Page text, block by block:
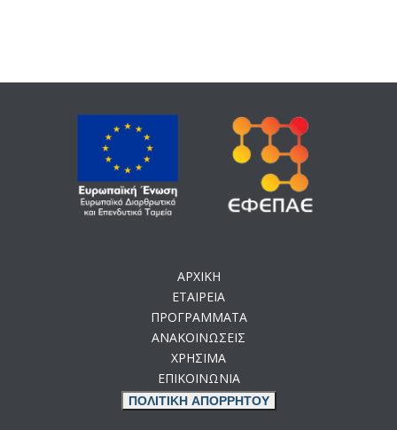
ΑΡΧΙΚΗ
ΕΤΑΙΡΕΙΑ
ΠΡΟΓΡΑΜΜΑΤΑ
ΑΝΑΚΟΙΝΩΣΕΙΣ
ΧΡΗΣΙΜΑ
ΕΠΙΚΟΙΝΩΝΙΑ
ΠΟΛΙΤΙΚΗ ΑΠΟΡΡΗΤΟΥ